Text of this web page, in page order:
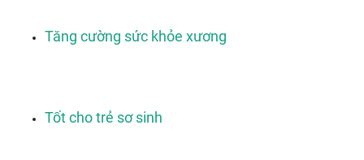
Tăng cường sức khỏe xương
Tốt cho trẻ sơ sinh